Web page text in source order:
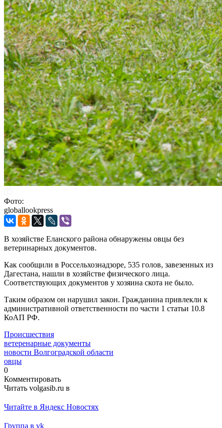
Фото:
globallookpress
В хозяйстве Еланского района обнаружены овцы без
ветеринарных документов.
Как сообщили в Россельхознадзоре, 535 голов, завезенных из
Дагестана, нашли в хозяйстве физического лица.
Соответствующих документов у хозяина скота не было.
Таким образом он нарушил закон. Гражданина привлекли к
административной ответственности по части 1 статьи 10.8
КоАП РФ.
Происшествия
ветеренарные документы
новости Волгоградской области
овцы
0
Комментировать
Читать volgasib.ru в
Читайте в Яндекс Новостях
Группа в vk